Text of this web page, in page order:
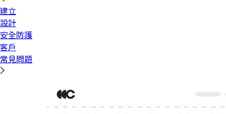
建立
設計
安全防護
客戶
常見問題